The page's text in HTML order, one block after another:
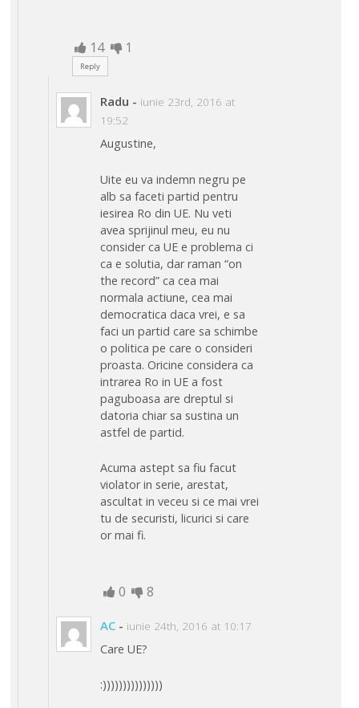
14 1
Reply
Radu - iunie 23rd, 2016 at
19:52
Augustine,
Uite eu va indemn negru pe
alb sa faceti partid pentru
iesirea Ro din UE. Nu veti
avea sprijinul meu, eu nu
consider ca UE e problema ci
ca e solutia, dar raman “on
the record” ca cea mai
normala actiune, cea mai
democratica daca vrei, e sa
faci un partid care sa schimbe
o politica pe care o consideri
proasta. Oricine considera ca
intrarea Ro in UE a fost
paguboasa are dreptul si
datoria chiar sa sustina un
astfel de partid.
Acuma astept sa fiu facut
violator in serie, arestat,
ascultat in veceu si ce mai vrei
tu de securisti, licurici si care
or mai fi.
0 8
AC - iunie 24th, 2016 at 10:17
Care UE?
:)))))))))))))))